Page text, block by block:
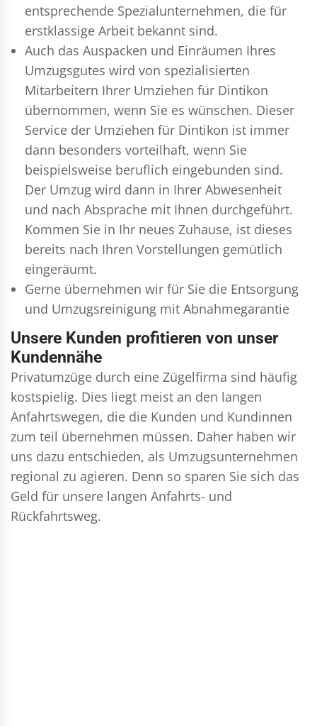
entsprechende Spezialunternehmen, die für
erstklassige Arbeit bekannt sind.
Auch das Auspacken und Einräumen Ihres
Umzugsgutes wird von spezialisierten
Mitarbeitern Ihrer Umziehen für Dintikon
übernommen, wenn Sie es wünschen. Dieser
Service der Umziehen für Dintikon ist immer
dann besonders vorteilhaft, wenn Sie
beispielsweise beruflich eingebunden sind.
Der Umzug wird dann in Ihrer Abwesenheit
und nach Absprache mit Ihnen durchgeführt.
Kommen Sie in Ihr neues Zuhause, ist dieses
bereits nach Ihren Vorstellungen gemütlich
eingeräumt.
Gerne übernehmen wir für Sie die Entsorgung
und Umzugsreinigung mit Abnahmegarantie
Unsere Kunden profitieren von unser
Kundennähe
Privatumzüge durch eine Zügelfirma sind häufig
kostspielig. Dies liegt meist an den langen
Anfahrtswegen, die die Kunden und Kundinnen
zum teil übernehmen müssen. Daher haben wir
uns dazu entschieden, als Umzugsunternehmen
regional zu agieren. Denn so sparen Sie sich das
Geld für unsere langen Anfahrts- und
Rückfahrtsweg.